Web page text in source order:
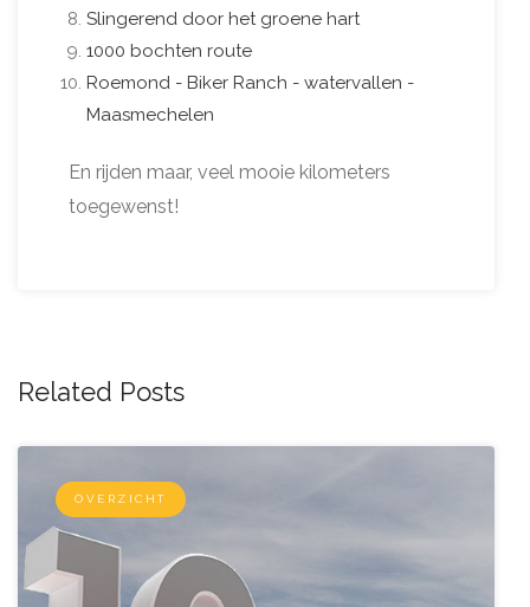
Slingerend door het groene hart
1000 bochten route
Roemond - Biker Ranch - watervallen -
Maasmechelen
En rijden maar, veel mooie kilometers
toegewenst!
Related Posts
OVERZICHT